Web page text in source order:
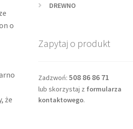
o
że
DREWNO
Zapytaj o produkt
Zadzwoń: 508 86 86 71
lub skorzystaj z formularza
kontaktowego.